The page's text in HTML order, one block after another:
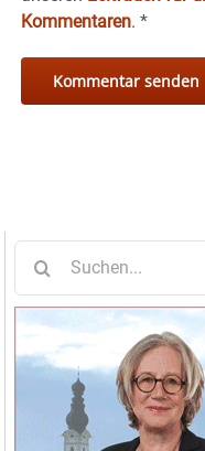
Kommentaren. *
nach: